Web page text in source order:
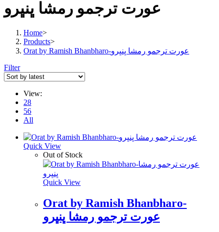
عورت ترجمو رمشا ڀنڀرو
Home>
Products>
Orat by Ramish Bhanbharo-عورت ترجمو رمشا ڀنڀرو
Filter
View:
28
56
All
Quick View
Out of Stock
Quick View
Orat by Ramish Bhanbharo-
عورت ترجمو رمشا ڀنڀرو